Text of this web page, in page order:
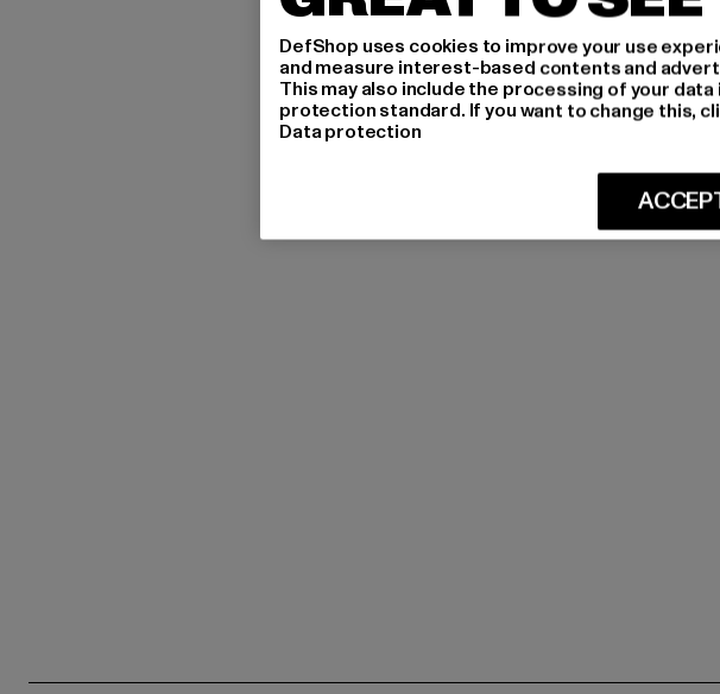
DefShop uses cookies to improve your use
and measure interest-based contents and
This may also include the processing of your
protection standard. If you want to change this,
Data protection